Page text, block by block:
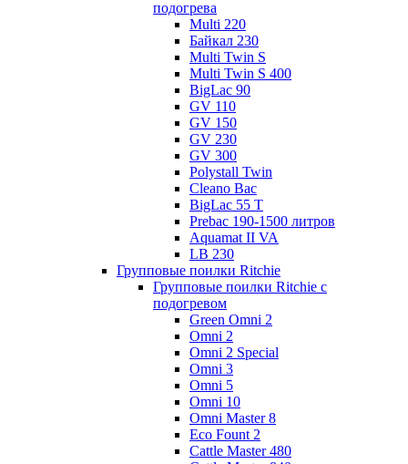
подогрева
Multi 220
Байкал 230
Multi Twin S
Multi Twin S 400
BigLac 90
GV 110
GV 150
GV 230
GV 300
Polystall Twin
Cleano Bac
BigLac 55 T
Prebac 190-1500 литров
Aquamat II VA
LB 230
Групповые поилки Ritchie
Групповые поилки Ritchie с
подогревом
Green Omni 2
Omni 2
Omni 2 Special
Omni 3
Omni 5
Omni 10
Omni Master 8
Eco Fount 2
Cattle Master 480